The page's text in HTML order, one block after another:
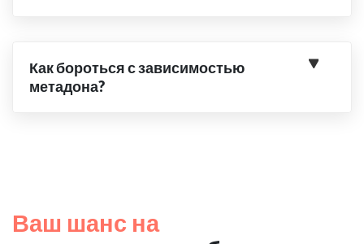
Как бороться с зависимостью
метадона?
Ваш шанс на